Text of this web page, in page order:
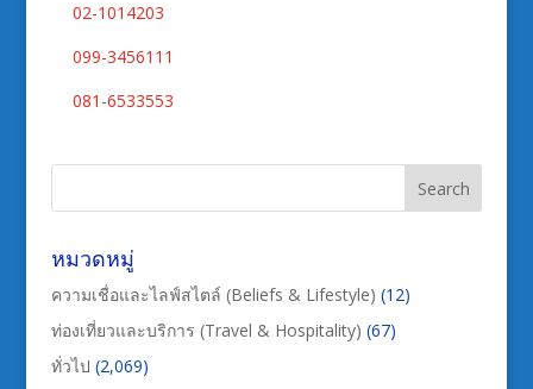
02-1014203
099-3456111
081-6533553
หมวดหมู่
ความเชื่อและไลฟ์สไตล์ (Beliefs & Lifestyle) (12)
ท่องเที่ยวและบริการ (Travel & Hospitality) (67)
ทั่วไป (2,069)